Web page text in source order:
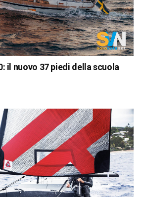
il nuovo 37 piedi della scuola